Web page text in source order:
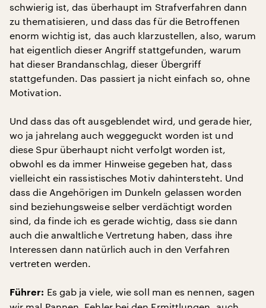
schwierig ist, das überhaupt im Strafverfahren dann
zu thematisieren, und dass das für die Betroffenen
enorm wichtig ist, das auch klarzustellen, also, warum
hat eigentlich dieser Angriff stattgefunden, warum
hat dieser Brandanschlag, dieser Übergriff
stattgefunden. Das passiert ja nicht einfach so, ohne
Motivation.
Und dass das oft ausgeblendet wird, und gerade hier,
wo ja jahrelang auch weggeguckt worden ist und
diese Spur überhaupt nicht verfolgt worden ist,
obwohl es da immer Hinweise gegeben hat, dass
vielleicht ein rassistisches Motiv dahintersteht. Und
dass die Angehörigen im Dunkeln gelassen worden
sind beziehungsweise selber verdächtigt worden
sind, da finde ich es gerade wichtig, dass sie dann
auch die anwaltliche Vertretung haben, dass ihre
Interessen dann natürlich auch in den Verfahren
vertreten werden.
Führer: Es gab ja viele, wie soll man es nennen, sagen